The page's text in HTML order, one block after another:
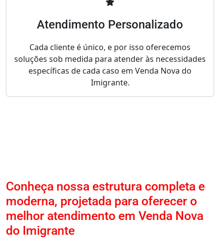
Atendimento Personalizado
Cada cliente é único, e por isso oferecemos
soluções sob medida para atender às necessidades
específicas de cada caso em Venda Nova do
Imigrante.
Conheça nossa estrutura completa e
moderna, projetada para oferecer o
melhor atendimento em Venda Nova
do Imigrante